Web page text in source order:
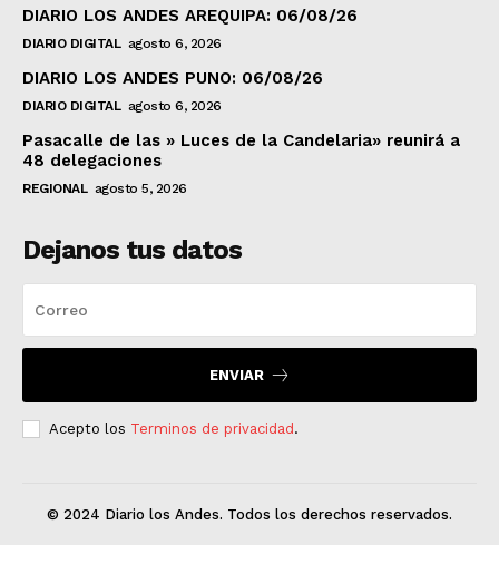
DIARIO LOS ANDES AREQUIPA: 06/08/26
DIARIO DIGITAL agosto 6, 2026
DIARIO LOS ANDES PUNO: 06/08/26
DIARIO DIGITAL agosto 6, 2026
Pasacalle de las » Luces de la Candelaria» reunirá a
48 delegaciones
REGIONAL agosto 5, 2026
Dejanos tus datos
ENVIAR
Acepto los Terminos de privacidad .
© 2024 Diario los Andes. Todos los derechos reservados.